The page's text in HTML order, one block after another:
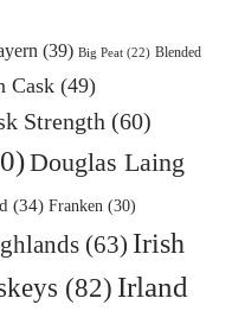
(39) Big Peat(22) Blended
Cask(49)
Strength (60)
Douglas Laing
(34) Franken(30)
(63) Irish
(82) Irland